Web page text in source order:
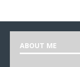
ABOUT ME